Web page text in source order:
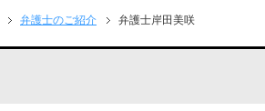
弁護士のご紹介 弁護士岸田美咲